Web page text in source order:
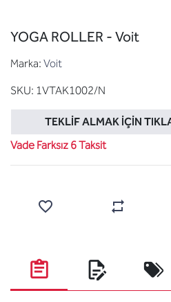
YOGA ROLLER - Voit
Marka: Voit
SKU: 1VTAK1002/N
TEKLIF ALMAK İÇIN
Vade Farksız 6 Taksit